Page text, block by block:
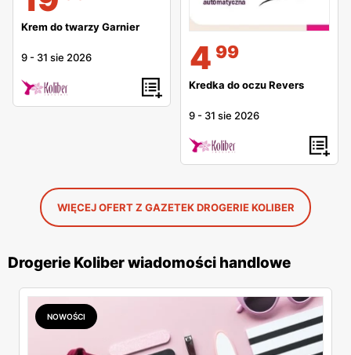
Krem do twarzy Garnier
9 - 31 sie 2026 4 99
Kredka do oczu Revers
9 - 31 sie 2026
WIĘCEJ OFERT Z GAZETEK DROGERIE KOLIBER
Drogerie Koliber wiadomości handlowe
NOWOŚCI